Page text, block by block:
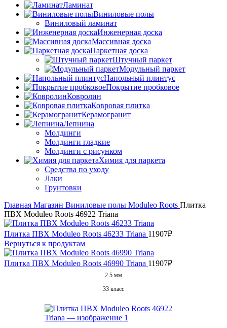
Ламинат
Виниловые полы
Виниловый ламинат
Инженерная доска
Массивная доска
Паркетная доска
Штучный паркет
Модульный паркет
Напольный плинтус
Покрытие пробковое
Ковролин
Ковровая плитка
Керамогранит
Лепнина
Молдинги
Молдинги гладкие
Молдинги с рисунком
Химия для паркета
Средства по уходу
Лаки
Грунтовки
Главная Магазин Виниловые полы Moduleo Roots Плитка
ПВХ Moduleo Roots 46922 Triana
Плитка ПВХ Moduleo Roots 46233 Triana 11907₽
Вернуться к продуктам
Плитка ПВХ Moduleo Roots 46990 Triana 11907₽
2.5 мм
33 класс